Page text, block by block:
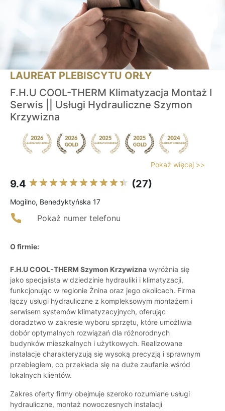
LAUREAT PLEBISCYTU ORŁY
F.H.U COOL-THERM Klimatyzacja Montaż I
Serwis || Usługi Hydrauliczne Szymon
Krzywizna
Pokaż więcej >>
9.4 (27)
Mogilno, Benedyktyńska 17
Pokaż numer telefonu
O firmie:
F.H.U COOL-THERM Szymon Krzywizna wyróżnia się
jako specjalista w dziedzinie hydrauliki i klimatyzacji,
funkcjonując w regionie Żnina oraz jego okolicach. Firma
łączy usługi hydrauliczne z kompleksowym montażem i
serwisem systemów klimatyzacyjnych, oferując
doradztwo w zakresie wyboru sprzętu, które umożliwia
dobór optymalnych rozwiązań dla różnorodnych
budynków mieszkalnych i użytkowych. Realizowane
instalacje charakteryzują się wysoką precyzją i sprawnym
przebiegiem, co przekłada się na duże zaufanie wśród
lokalnych klientów.
Zakres oferty firmy obejmuje szeroko rozumiane usługi
hydrauliczne, montaż nowoczesnych instalacji